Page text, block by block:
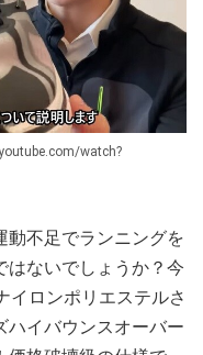
watch?
動不足でランニングを
はないでしょうか？今
イロンポリエステルさ
ハイバウンスオーバー